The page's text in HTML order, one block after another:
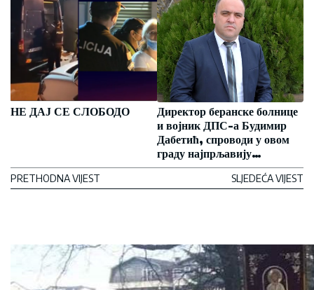
НЕ ДАЈ СЕ СЛОБОДО
PRETHODNA VIJEST
Директор беранске болнице
и војник ДПС-а Будимир
Дабетић, спроводи у овом
граду најпрљавију
осветничку политику своје
SLJEDEĆA VIJEST